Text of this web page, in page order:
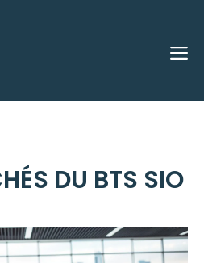
DU BTS SIO